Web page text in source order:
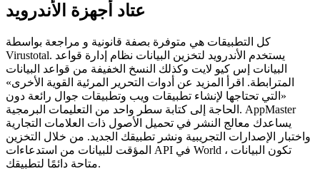
عتاد أجهزة الأندرويد
كل التطبيقات هي متوفرة بصفة قانونية و مراجعة بواسطة
Virustotal. يستخدم الأندرويد لتخزين البيانات نظام إدارة قواعد
البيانات إس كيو لايت وكذلك النسخ الخفيفة من قواعد البيانات
المترابطة. اقرأ المزيد عن أدوات التحرير المرئية القوية الأخرى»
«التي تحتاجها لإنشاء تطبيقات ويب وتطبيقات جوال رائعة دون
الحاجة إلى كتابة سطر واحد من التعليمات البرمجية. AppMaster
يساعدك معالج النشر في تحميل الأصول ذات العلامات التجارية
واختبار الإصدارات التجريبية ونشر تطبيقك الجديد. من خلال التخزين
المؤقت للبيانات من استدعاءات API في World ، تكون البيانات
متاحة دائمًا لتطبيقك.